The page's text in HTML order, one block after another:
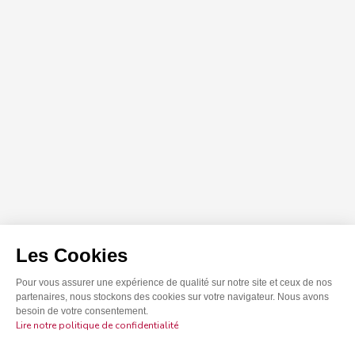
sur notre site et ceux de nos partenaires, nous
stockons des cookies sur votre navigateur.
Nous avons besoin de votre consentement.
Lire notre politique de confidentialité